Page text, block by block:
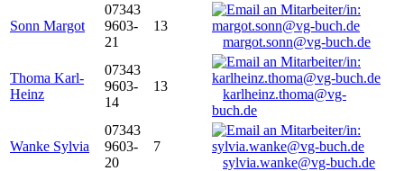
Sonn Margot
07343
9603-
21
13
margot.sonn@vg-buch.de
Thoma Karl-
Heinz
07343
9603-
14
13
karlheinz.thoma@vg-
buch.de
Wanke Sylvia
07343
9603-
20
7
sylvia.wanke@vg-buch.de